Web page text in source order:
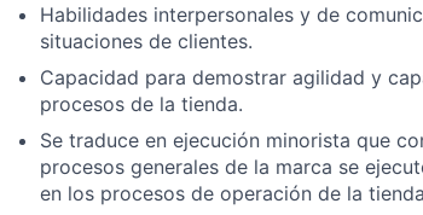
Habilidades interpersonales y de
situaciones de clientes.
Capacidad para demostrar agilidad y
procesos de la tienda.
Se traduce en ejecución minorista que
procesos generales de la marca se
en los procesos de operación de la